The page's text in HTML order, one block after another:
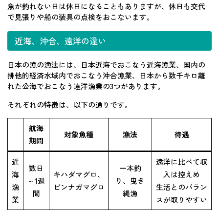
魚が釣れない日は休日になることもありますが、休日も交代
で見張りや船の装具の点検をおこないます。
近海、沖合、遠洋の違い
日本の漁の漁法には、日本近海でおこなう近海漁業、国内の
排他的経済水域内でおこなう沖合漁業、日本から数千キロ離
れた公海でおこなう遠洋漁業の3つがあります。
それぞれの特徴は、以下の通りです。
航海
期間
対象魚種 漁法 待遇
近
海
漁
業
数日
～1週
間
キハダマグロ、
ビンナガマグロ
一本釣
り、曳き
縄漁
遠洋に比べて収
入は控えめ
生活とのバラン
スが取りやすい